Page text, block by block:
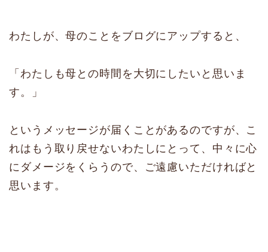
わたしが、母のことをブログにアップすると、
「わたしも母との時間を大切にしたいと思いま
す。」
というメッセージが届くことがあるのですが、こ
れはもう取り戻せないわたしにとって、中々に心
にダメージをくらうので、ご遠慮いただければと
思います。